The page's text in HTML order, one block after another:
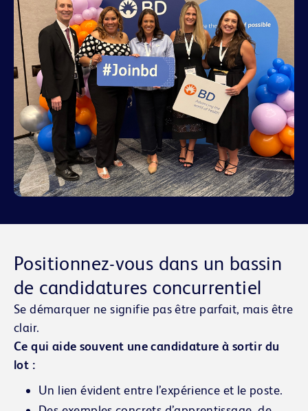
Positionnez-vous dans un bassin
de candidatures concurrentiel
Se démarquer ne signifie pas être parfait, mais être
clair.
Ce qui aide souvent une candidature à sortir du
lot :
Un lien évident entre l’expérience et le poste.